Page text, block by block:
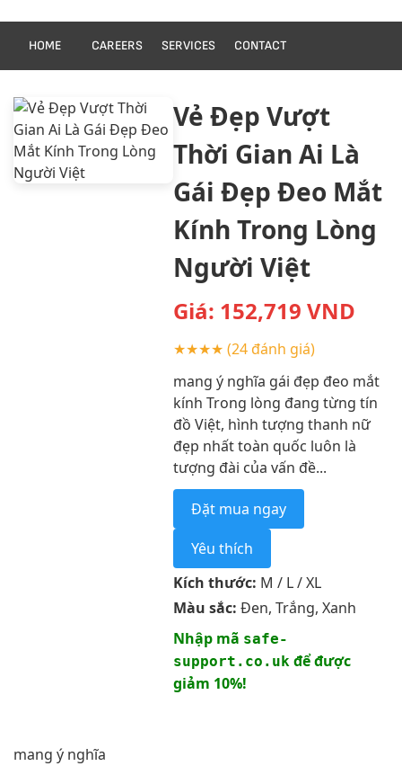
HOME CAREERS SERVICES CONTACT
Vẻ Đẹp Vượt
Thời Gian Ai Là
Gái Đẹp Đeo Mắt
Kính Trong Lòng
Người Việt
Giá: 152,719 VND
★★★★ (24 đánh giá)
mang ý nghĩa gái đẹp đeo mắt
kính Trong lòng đang từng tín
đồ Việt, hình tượng thanh nữ
đẹp nhất toàn quốc luôn là
tượng đài của vấn đề...
Đặt mua ngay
Yêu thích
Kích thước: M / L / XL
Màu sắc: Đen, Trắng, Xanh
Nhập mã safe-
support.co.ukđể được
giảm 10%!
mang ý nghĩa